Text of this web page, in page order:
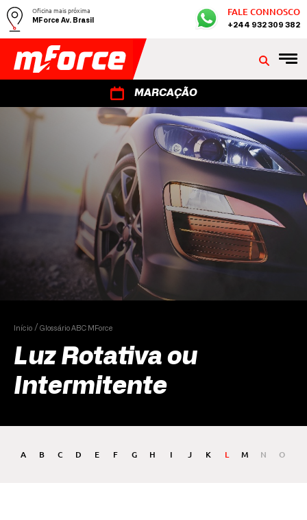
Oficina mais próxima
MForce Av. Brasil
FALE CONNOSCO
+244 932 309 382
MARCAÇÃO
Início Glossário ABC MForce
Luz Rotativa ou
Intermitente
A B C D E F G H I J K L M N O